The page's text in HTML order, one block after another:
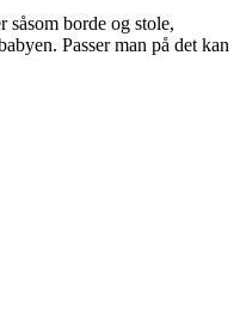
borde og stole,
Passer man på det kan